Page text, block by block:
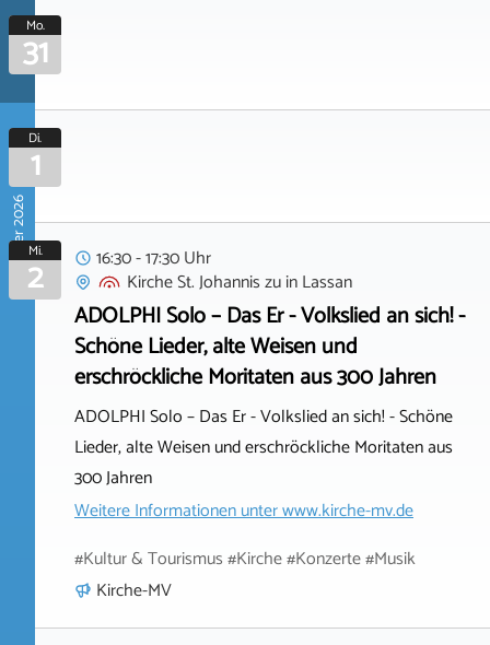
Mo.
31
September 2026
Di.
1
Mi.
2
16:30 - 17:30 Uhr
Kirche St. Johannis zuinLassan
ADOLPHI Solo – Das Er - Volkslied an sich! -
Schöne Lieder, alte Weisen und
erschröckliche Moritaten aus 300 Jahren
ADOLPHI Solo – Das Er - Volkslied an sich! - Schöne
Lieder, alte Weisen und erschröckliche Moritaten aus
300 Jahren
Weitere Informationen unterwww.kirche-mv.de
#Kultur & Tourismus #Kirche #Konzerte #Musik
Kirche-MV